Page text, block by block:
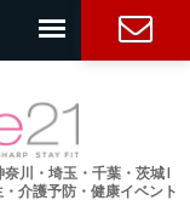
川・埼玉・千葉・茨城 l
介護予防・健康イベント